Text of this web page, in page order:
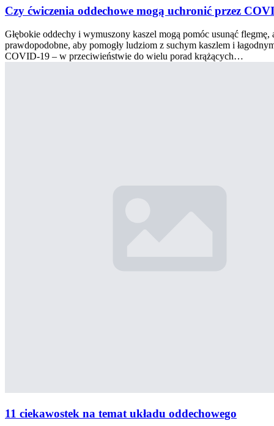
Czy ćwiczenia oddechowe mogą uchronić przez
Głębokie oddechy i wymuszony kaszel mogą pomóc usunąć flegmę,
prawdopodobne, aby pomogły ludziom z suchym kaszlem i
COVID-19 – w przeciwieństwie do wielu porad krążących…
11 ciekawostek na temat układu oddechowego